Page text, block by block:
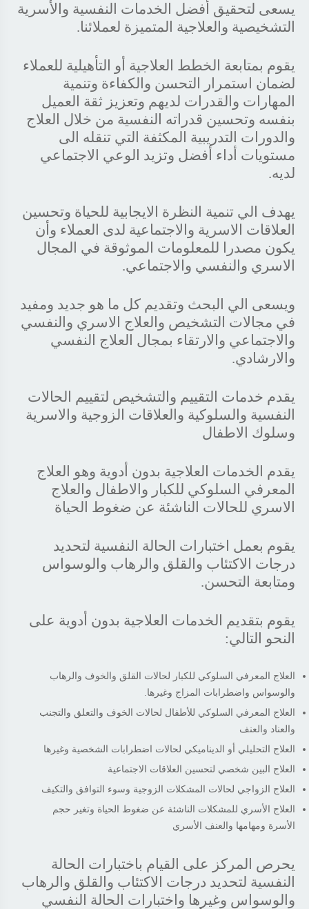
يسعى لتحقيق أفضل الخدمات النفسية والأسرية
التشخيصية والعلاجية المتميزة لعملائنا.
يقوم بمتابعة الخطط العلاجية أو التأهيلية للعملاء
لضمان استمرار التحسن والكفاءة وتنمية
المهارات والقدرات لديهم وتعزيز ثقة العميل
بنفسه وتحسين قدراته النفسية من خلال العلاج
والدورات التدريبية المكثفة التي تنقله الى
مستويات أداء أفضل وتزيد الوعي الاجتماعي
لديه.
يهدف الي تنمية النظرة الايجابية للحياة وتحسين
العلاقات الاسرية والاجتماعية لدى العملاء وأن
يكون مصدرا للمعلومات الموثوقة في المجال
الاسري والنفسي والاجتماعي.
ويسعى الي البحث وتقديم كل ما هو جديد ومفيد
في مجالات التشخيص والعلاج الاسري والنفسي
والاجتماعي والارتقاء بمجال العلاج النفسي
والارشادي.
يقدم خدمات التقييم والتشخيص لتقييم الحالات
النفسية والسلوكية والعلاقات الزوجية والاسرية
وسلوك الاطفال
يقدم الخدمات العلاجية بدون أدوية وهو العلاج
المعرفي السلوكي للكبار والاطفال والعلاج
الاسري للحالات الناشئة عن ضغوط الحياة
يقوم بعمل اختبارات الحالة النفسية لتحديد
درجات الاكتئاب والقلق والرهاب والوسواس
ومتابعة التحسن.
يقوم بتقديم الخدمات العلاجية بدون أدوية على
النحو التالي:
العلاج المعرفي السلوكي للكبار لحالات القلق والخوف والرهاب
والوسواس واضطرابات المزاج وغيرها.
العلاج المعرفي السلوكي للأطفال لحالات الخوف والتعلق والتجنب
والعناد والعنف
العلاج التحليلي أو الديناميكي لحالات اضطرابات الشخصية وغيرها
العلاج البين شخصي لتحسين العلاقات الاجتماعية
العلاج الزواجي لحالات المشكلات الزوجية وسوء التوافق والتكيف
العلاج الأسري للمشكلات الناشئة عن ضغوط الحياة وتغير حجم
الأسرة ومهامها والعنف الأسري
يحرص المركز على القيام باختبارات الحالة
النفسية لتحديد درجات الاكتئاب والقلق والرهاب
والوسواس وغيرها واختبارات الحالة النفسي